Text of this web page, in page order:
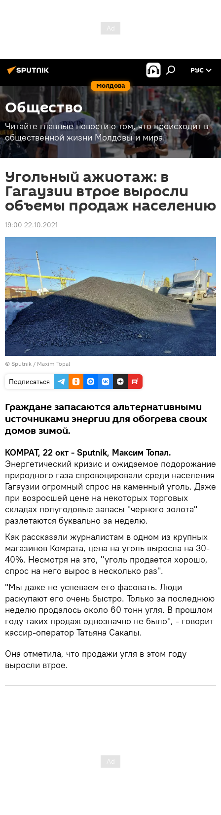
Молдова
РУС
Общество
Читайте главные новости о том, что происходит в
общественной жизни Молдовы и мира.
Угольный ажиотаж: в
Гагаузии втрое выросли
объемы продаж населению
19:00 22.10.2021
© Sputnik / Maxim Topal
Подписаться
Граждане запасаются альтернативными
источниками энергии для обогрева своих
домов зимой.
КОМРАТ, 22 окт - Sputnik, Максим Топал.
Энергетический кризис и ожидаемое подорожание
природного газа спровоцировали среди населения
Гагаузии огромный спрос на каменный уголь. Даже
при возросшей цене на некоторых торговых
складах полугодовые запасы "черного золота"
разлетаются буквально за неделю.
Как рассказали журналистам в одном из крупных
магазинов Комрата, цена на уголь выросла на 30-
40%. Несмотря на это, "уголь продается хорошо,
спрос на него вырос в несколько раз".
"Мы даже не успеваем его фасовать. Люди
раскупают его очень быстро. Только за последнюю
неделю продалось около 60 тонн угля. В прошлом
году таких продаж однозначно не было", - говорит
кассир-оператор Татьяна Сакалы.
Она отметила, что продажи угля в этом году
выросли втрое.